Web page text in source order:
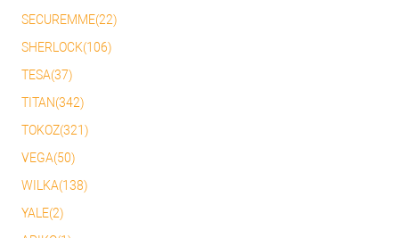
SECUREMME(22)
SHERLOCK(106)
TESA(37)
TITAN(342)
TOKOZ(321)
VEGA(50)
WILKA(138)
YALE(2)